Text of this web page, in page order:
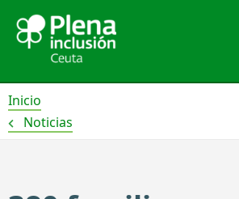
contenido
Inicio
Noticias